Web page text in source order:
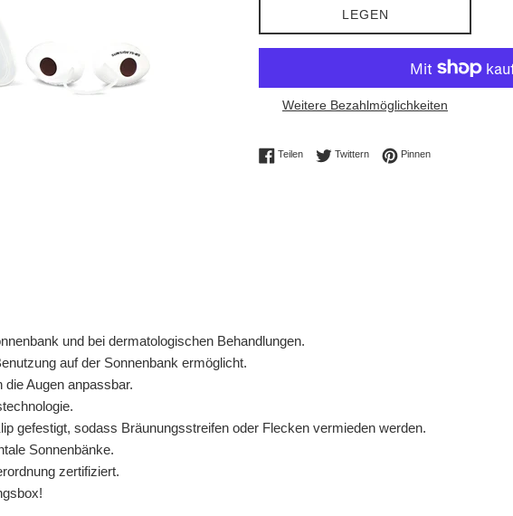
LEGEN
Weitere Bezahlmöglichkeiten
TeilenAuf Facebook teilen
TwitternAuf Twitter twittern
PinnenAuf Pinterest pinnen
und bei dermatologischen Behandlungen.
auf der Sonnenbank ermöglicht.
Augen anpassbar.
gefestigt, sodass Bräunungsstreifen oder Flecken vermieden werden.
Sonnenbänke.
zertifiziert.